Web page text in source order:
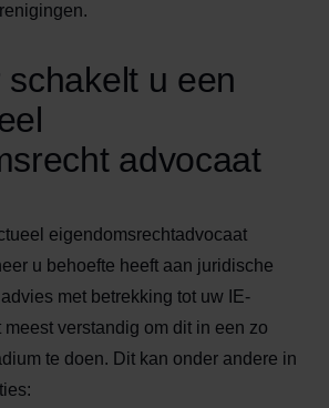
u een
advocaat
eigendomsrechtadvocaat
u behoefte heeft aan juridische
met betrekking tot uw IE-
meest verstandig om dit in een zo
te doen. Dit kan onder andere in